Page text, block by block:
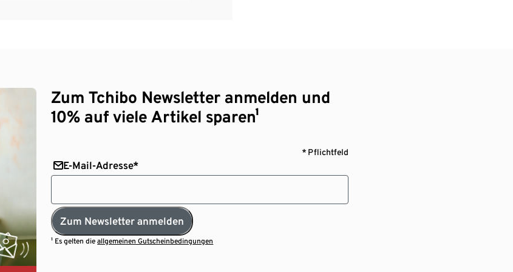
Zum Tchibo Newsletter anmelden und
10% auf viele Artikel sparen¹
* Pflichtfeld
E-Mail-Adresse*
Zum Newsletter anmelden
¹ Es gelten dieallgemeinen Gutscheinbedingungen